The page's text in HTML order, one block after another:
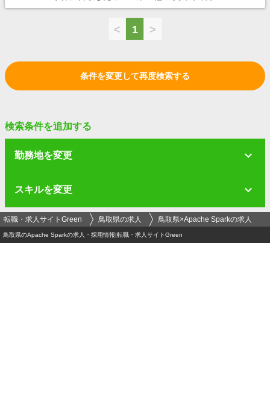
< 1 >
条件を変更して再度検索する
検索条件を追加する
勤務地を変更
スキルを変更
転職・求人サイトGreen 鳥取県の求人 鳥取県×Apache Sparkの求人
鳥取県のApache Sparkの求人・採用情報|転職・求人サイトGreen